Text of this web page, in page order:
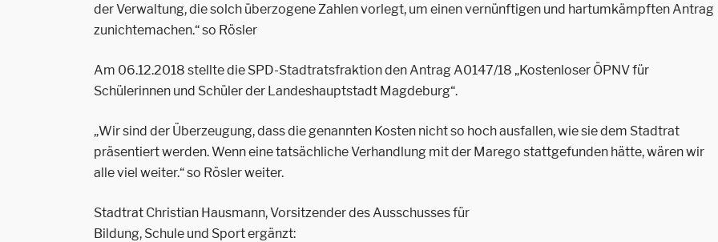
der Verwaltung, die solch überzogene Zahlen vorlegt, um einen vernünftigen und hartumkämpften Antrag
zunichtemachen.“ so Rösler
Am 06.12.2018 stellte die SPD-Stadtratsfraktion den Antrag A0147/18 „Kostenloser ÖPNV für
Schülerinnen und Schüler der Landeshauptstadt Magdeburg“.
„Wir sind der Überzeugung, dass die genannten Kosten nicht so hoch ausfallen, wie sie dem Stadtrat
präsentiert werden. Wenn eine tatsächliche Verhandlung mit der Marego stattgefunden hätte, wären wir
alle viel weiter.“ so Rösler weiter.
Stadtrat Christian Hausmann, Vorsitzender des Ausschusses für
Bildung, Schule und Sport ergänzt: